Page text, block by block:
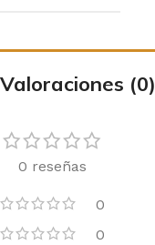
Valoraciones (0)
0 reseñas
0
0